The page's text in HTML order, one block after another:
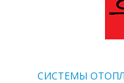
CИСТЕМЫ